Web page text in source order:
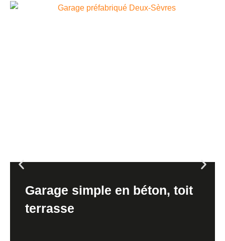
Garage simple en béton, toit
terrasse